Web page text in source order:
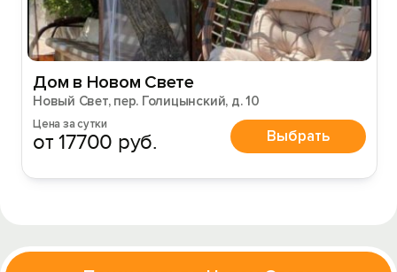
Дом в Новом Свете
Новый Свет, пер. Голицынский, д. 10
Цена за сутки
от 17700 руб. Выбрать